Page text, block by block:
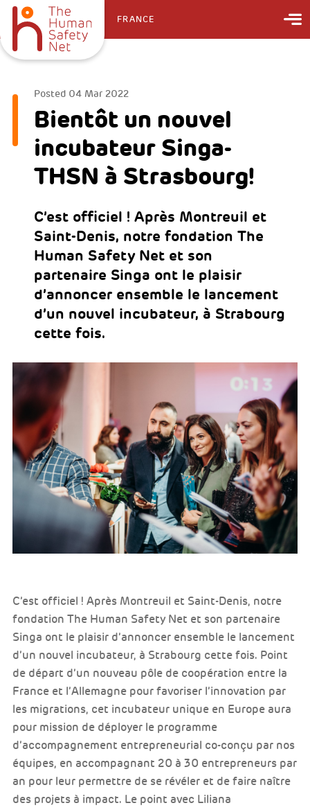
FRANCE
Posted 04 Mar 2022
Bientôt un nouvel
incubateur Singa-
THSN à Strasbourg!
C’est officiel ! Après Montreuil et
Saint-Denis, notre fondation The
Human Safety Net et son
partenaire Singa ont le plaisir
d’annoncer ensemble le lancement
d’un nouvel incubateur, à Strabourg
cette fois.
C’est officiel ! Après Montreuil et Saint-Denis, notre
fondation The Human Safety Net et son partenaire
Singa ont le plaisir d’annoncer ensemble le lancement
d’un nouvel incubateur, à Strabourg cette fois. Point
de départ d’un nouveau pôle de coopération entre la
France et l’Allemagne pour favoriser l’innovation par
les migrations, cet incubateur unique en Europe aura
pour mission de déployer le programme
d’accompagnement entrepreneurial co-conçu par nos
équipes, en accompagnant 20 à 30 entrepreneurs par
an pour leur permettre de se révéler et de faire naître
des projets à impact. Le point avec Liliana